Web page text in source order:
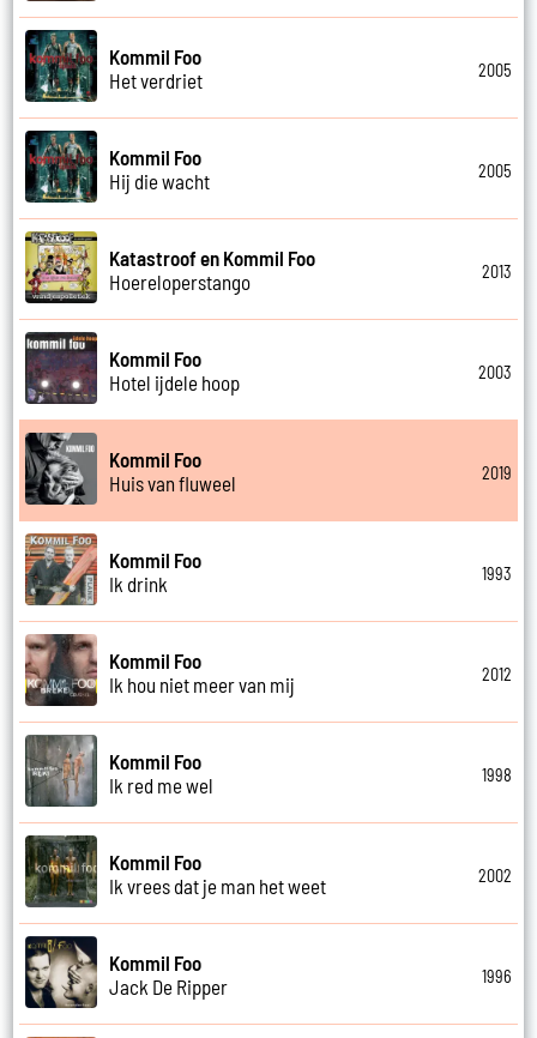
Kommil Foo
Het verdriet
2005
Kommil Foo
Hij die wacht
2005
Katastroof en Kommil Foo
Hoereloperstango
2013
Kommil Foo
Hotel ijdele hoop
2003
Kommil Foo
Huis van fluweel
2019
Kommil Foo
Ik drink
1993
Kommil Foo
Ik hou niet meer van mij
2012
Kommil Foo
Ik red me wel
1998
Kommil Foo
Ik vrees dat je man het weet
2002
Kommil Foo
Jack De Ripper
1996